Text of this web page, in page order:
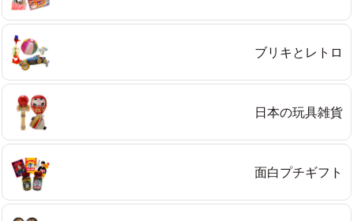
ブリキとレトロ
日本の玩具雑貨
面白プチギフト